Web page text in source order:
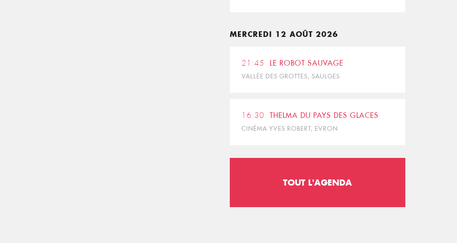
MERCREDI 12 AOÛT 2026
21:45 LE ROBOT SAUVAGE
VALLÉE DES GROTTES, SAULGES
16:30 THELMA DU PAYS DES GLACES
CINÉMA YVES ROBERT, EVRON
TOUT L'AGENDA